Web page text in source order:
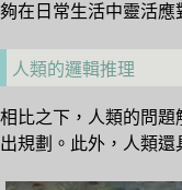
夠在日常生活中靈活應
人類的邏輯推理
相比之下，人類的問題
出規劃。此外，人類還